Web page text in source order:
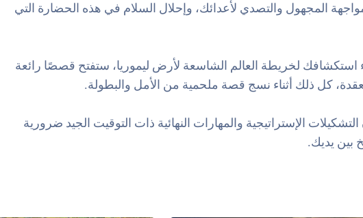
المجهول والتصدي لأعدائك، وإحلال السلام في هذه الحضارة التي
استكشافك لخريطة العالم الشاسعة لأرض ليموريا، ستفتح قصصًا رائعة
كل ذلك أثناء نسج قصة ملحمية من الأمل والبطولة.
الإستراتيجية والمهارات النهائية ذات التوقيت الجيد ضرورية